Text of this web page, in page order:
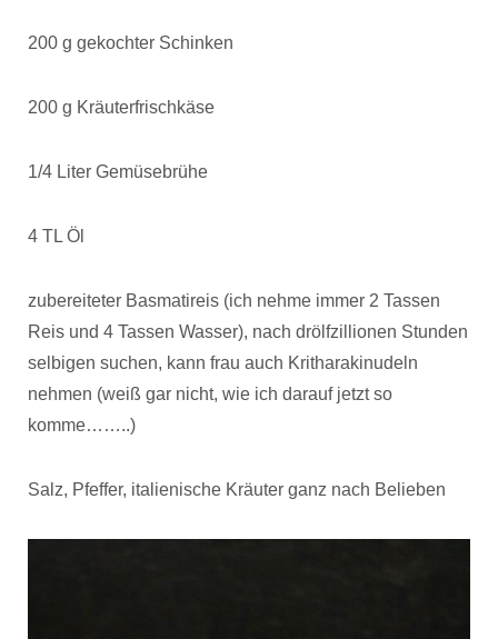
200 g gekochter Schinken
200 g Kräuterfrischkäse
1/4 Liter Gemüsebrühe
4 TL Öl
zubereiteter Basmatireis (ich nehme immer 2 Tassen
Reis und 4 Tassen Wasser), nach drölfzillionen Stunden
selbigen suchen, kann frau auch Kritharakinudeln
nehmen (weiß gar nicht, wie ich darauf jetzt so
komme……..)
Salz, Pfeffer, italienische Kräuter ganz nach Belieben